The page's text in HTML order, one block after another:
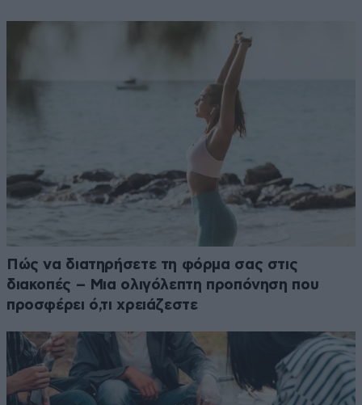
Πώς να διατηρήσετε τη φόρμα σας στις
διακοπές – Μια ολιγόλεπτη προπόνηση που
προσφέρει ό,τι χρειάζεστε